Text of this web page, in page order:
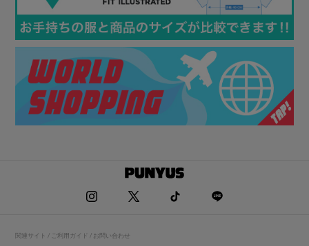
関連サイト / ご利用ガイド / お問い合わせ